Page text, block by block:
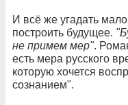
И всё же угадать
построить будущее.
не примем мер".
есть мера русского
которую хочется
сознанием".